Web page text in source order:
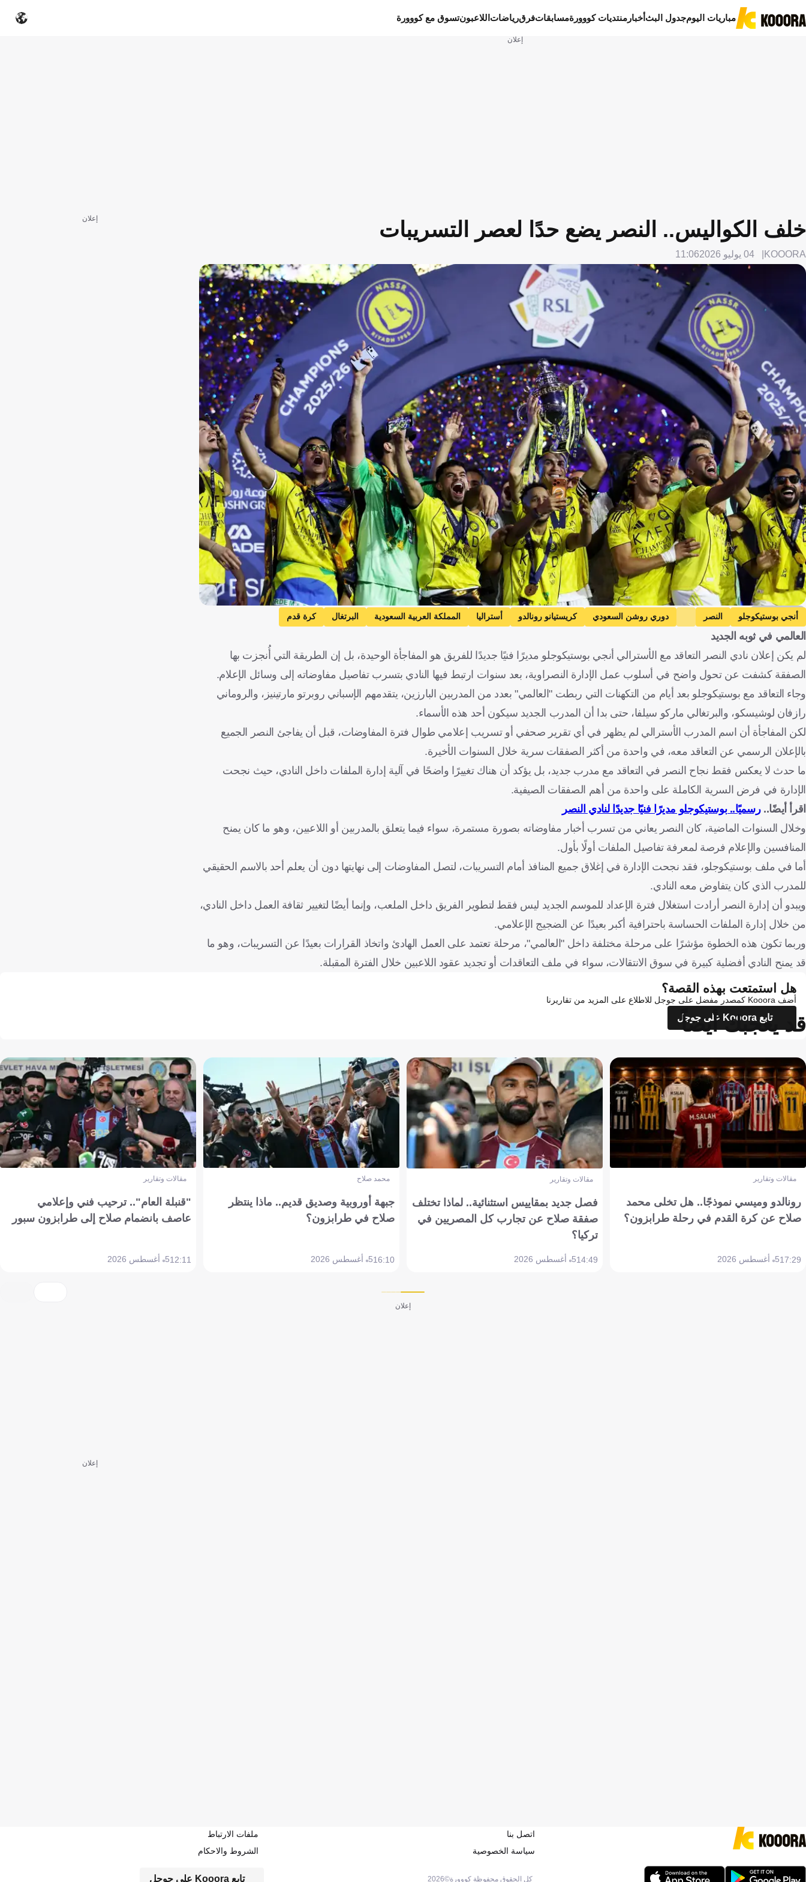
مباريات اليومجدول البثأخبار منتديات كووورةمسابقاتفرقرياضات اللاعبونتسوق مع كووورة
إعلان
خلف الكواليس.. النصر يضع حدًا لعصر التسريبات
KOOORA 04 يوليو 2026 11:06
Getty Images
أنجي بوستيكوجلو النصر دوري روشن السعودي كريستيانو رونالدو أستراليا المملكة العربية السعودية البرتغال كرة قدم
العالمي في ثوبه الجديد
لم يكن إعلان نادي النصر التعاقد مع الأسترالي أنجي بوستيكوجلو مديرًا فنيًا جديدًا للفريق هو المفاجأة الوحيدة، بل إن الطريقة التي أُنجزت بها
الصفقة كشفت عن تحول واضح في أسلوب عمل الإدارة النصراوية، بعد سنوات ارتبط فيها النادي بتسرب تفاصيل مفاوضاته إلى وسائل الإعلام.
وجاء التعاقد مع بوستيكوجلو بعد أيام من التكهنات التي ربطت "العالمي" بعدد من المدربين البارزين، يتقدمهم الإسباني روبرتو مارتينيز، والروماني
رازفان لوشيسكو، والبرتغالي ماركو سيلفا، حتى بدا أن المدرب الجديد سيكون أحد هذه الأسماء.
لكن المفاجأة أن اسم المدرب الأسترالي لم يظهر في أي تقرير صحفي أو تسريب إعلامي طوال فترة المفاوضات، قبل أن يفاجئ النصر الجميع
بالإعلان الرسمي عن التعاقد معه، في واحدة من أكثر الصفقات سرية خلال السنوات الأخيرة.
ما حدث لا يعكس فقط نجاح النصر في التعاقد مع مدرب جديد، بل يؤكد أن هناك تغييرًا واضحًا في آلية إدارة الملفات داخل النادي، حيث نجحت
الإدارة في فرض السرية الكاملة على واحدة من أهم الصفقات الصيفية.
اقرأ أيضًا..رسميًا.. بوستيكوجلو مديرًا فنيًا جديدًا لنادي النصر
وخلال السنوات الماضية، كان النصر يعاني من تسرب أخبار مفاوضاته بصورة مستمرة، سواء فيما يتعلق بالمدربين أو اللاعبين، وهو ما كان يمنح
المنافسين والإعلام فرصة لمعرفة تفاصيل الملفات أولًا بأول.
أما في ملف بوستيكوجلو، فقد نجحت الإدارة في إغلاق جميع المنافذ أمام التسريبات، لتصل المفاوضات إلى نهايتها دون أن يعلم أحد بالاسم الحقيقي
للمدرب الذي كان يتفاوض معه النادي.
ويبدو أن إدارة النصر أرادت استغلال فترة الإعداد للموسم الجديد ليس فقط لتطوير الفريق داخل الملعب، وإنما أيضًا لتغيير ثقافة العمل داخل النادي،
من خلال إدارة الملفات الحساسة باحترافية أكبر بعيدًا عن الضجيج الإعلامي.
وربما تكون هذه الخطوة مؤشرًا على مرحلة مختلفة داخل "العالمي"، مرحلة تعتمد على العمل الهادئ واتخاذ القرارات بعيدًا عن التسريبات، وهو ما
قد يمنح النادي أفضلية كبيرة في سوق الانتقالات، سواء في ملف التعاقدات أو تجديد عقود اللاعبين خلال الفترة المقبلة.
إعلان
هل استمتعت بهذه القصة؟
أضف Kooora كمصدر مفضل على جوجل للاطلاع على المزيد من تقاريرنا
تابع Kooora على جوجل
قد يعجبك أيضاً
مقالات وتقارير
رونالدو وميسي نموذجًا.. هل تخلى محمد
صلاح عن كرة القدم في رحلة طرابزون؟
17:295 أغسطس 2026
مقالات وتقارير
فصل جديد بمقاييس استثنائية.. لماذا تختلف
صفقة صلاح عن تجارب كل المصريين في
تركيا؟
14:495 أغسطس 2026
محمد صلاح
جبهة أوروبية وصديق قديم.. ماذا ينتظر
صلاح في طرابزون؟
16:105 أغسطس 2026
مقالات وتقارير
"قنبلة العام".. ترحيب فني وإعلامي
عاصف بانضمام صلاح إلى طرابزون سبور
12:115 أغسطس 2026
إعلان
إعلان
كل الحقوق محفوظة كووورة©2026 تابع Kooora على جوجل
اتصل بنا
ملفات الارتباط
سياسة الخصوصية
الشروط والاحكام